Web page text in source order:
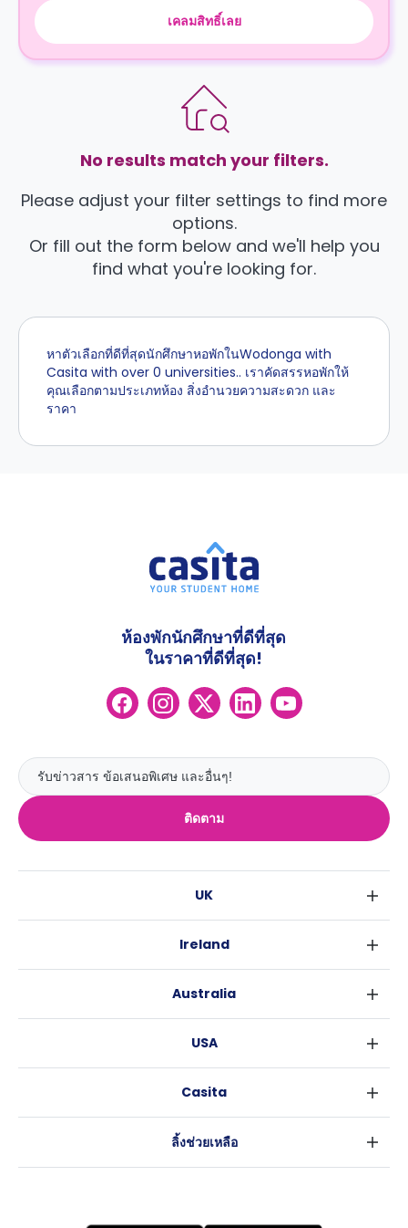
เคลมสิทธิ์เลย
No results match your filters.
Please adjust your filter settings to find more
options.
Or fill out the form below and we'll help you
find what you're looking for.
หาตัวเลือกที่ดีที่สุดนักศึกษาหอพักในWodonga with
Casita with over 0 universities.. เราคัดสรรหอพักให้
คุณเลือกตามประเภทห้อง สิ่งอำนวยความสะดวก และ
ราคา
ติดตาม
ห้องพักนักศึกษาที่ดีที่สุด
ในราคาที่ดีที่สุด!
UK
กลาสโกว
เอดินเบอระ
ลีดส์
บริสโทล
คาร์ดิฟ
Ireland
Australia
บริสเบน
อะเดลายด์
USA
แอตแลนตา
Casita
ลิ้งช่วยเหลือ